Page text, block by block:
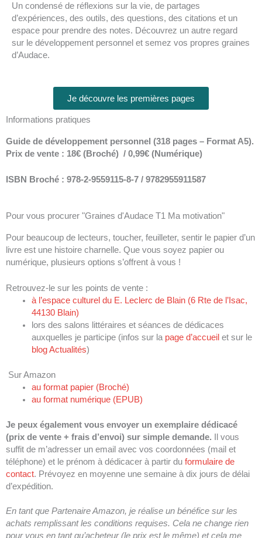
Un condensé de réflexions sur la vie, de partages
d’expériences, des outils, des questions, des citations et un
espace pour prendre des notes. Découvrez un autre regard
sur le développement personnel et semez vos propres graines
d’Audace.
Je découvre les premières pages
Informations pratiques
Guide de développement personnel (318 pages – Format A5).
Prix de vente : 18€ (Broché) / 0,99€ (Numérique)
ISBN Broché : 978-2-9559115-8-7 / 9782955911587
Pour vous procurer "Graines d'Audace T1 Ma motivation"
Pour beaucoup de lecteurs, toucher, feuilleter, sentir le papier d’un
livre est une histoire charnelle. Que vous soyez papier ou
numérique, plusieurs options s’offrent à vous !
Retrouvez-le sur les points de vente :
à l’espace culturel du E. Leclerc de Blain (6 Rte de l’Isac,
44130 Blain)
lors des salons littéraires et séances de dédicaces
auxquelles je participe (infos sur la page d’accueil et sur le
blog Actualités)
Sur Amazon
au format papier (Broché)
au format numérique (EPUB)
Je peux également vous envoyer un exemplaire dédicacé
(prix de vente + frais d’envoi) sur simple demande. Il vous
suffit de m’adresser un email avec vos coordonnées (mail et
téléphone) et le prénom à dédicacer à partir du formulaire de
contact. Prévoyez en moyenne une semaine à dix jours de délai
d’expédition.
En tant que Partenaire Amazon, je réalise un bénéfice sur les
achats remplissant les conditions requises. Cela ne change rien
pour vous en tant qu’acheteur (le prix est le même) et cela me